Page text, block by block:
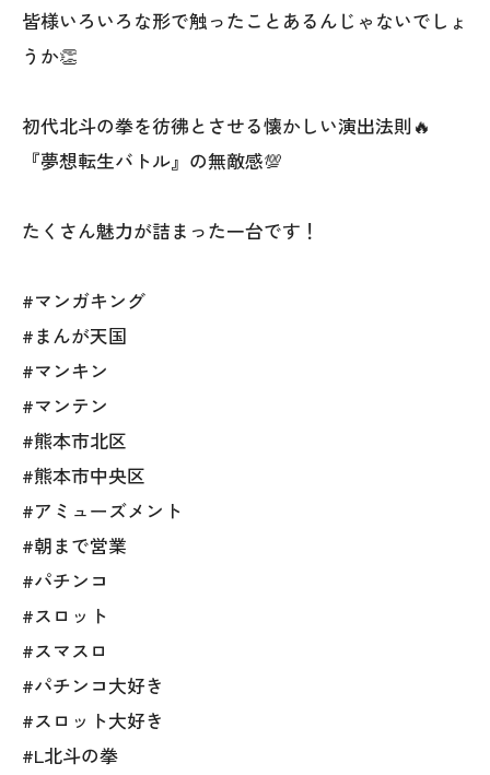
皆様いろいろな形で触ったことあるんじゃないでしょ
うか👏
初代北斗の拳を彷彿とさせる懐かしい演出法則🔥
『夢想転生バトル』の無敵感💯
たくさん魅力が詰まった一台です！
#マンガキング
#まんが天国
#マンキン
#マンテン
#熊本市北区
#熊本市中央区
#アミューズメント
#朝まで営業
#パチンコ
#スロット
#スマスロ
#パチンコ大好き
#スロット大好き
#L北斗の拳